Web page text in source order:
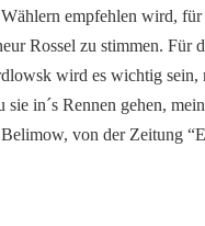
empfehlen wird, für
Rossel zu stimmen. Für
wird es wichtig sein,
sie in´s Rennen gehen,
von der Zeitung